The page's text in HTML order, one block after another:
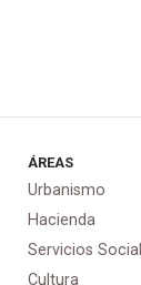
ÁREAS
Urbanismo
Hacienda
Servicios
Cultura